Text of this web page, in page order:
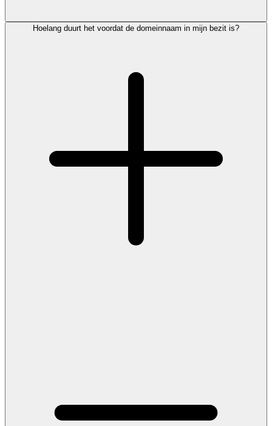
Hoelang duurt het voordat de domeinnaam in mijn bezit is?